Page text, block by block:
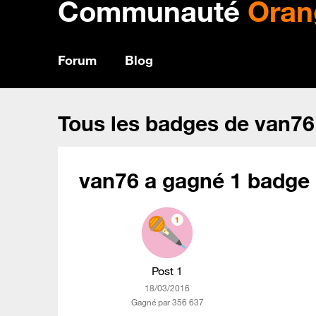
Communauté
Forum Blog
Tous les badges de van76
van76 a gagné 1 badge
Post 1
‎18/03/2016
Gagné par 356 637